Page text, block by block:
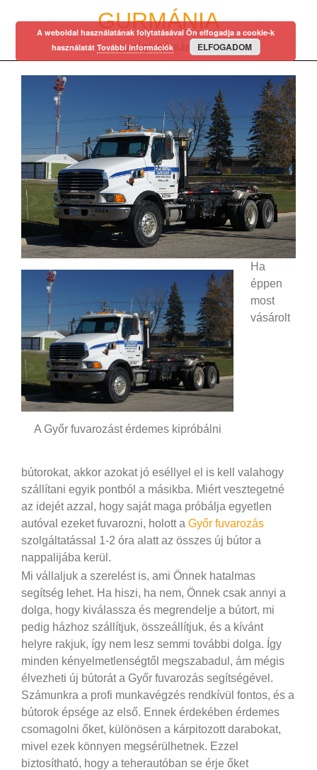
GURMÁNIA
egy régi mániám…
A Győr fuvarozást érdemes kipróbálni
Ha
éppen
most
vásárolt
bútorokat, akkor azokat jó eséllyel el is kell valahogy
szállítani egyik pontból a másikba. Miért vesztegetné
az idejét azzal, hogy saját maga próbálja egyetlen
autóval ezeket fuvarozni, holott a Győr fuvarozás
szolgáltatással 1-2 óra alatt az összes új bútor a
nappalijába kerül.
Mi vállaljuk a szerelést is, ami Önnek hatalmas
segítség lehet. Ha hiszi, ha nem, Önnek csak annyi a
dolga, hogy kiválassza és megrendelje a bútort, mi
pedig házhoz szállítjuk, összeállítjuk, és a kívánt
helyre rakjuk, így nem lesz semmi további dolga. Így
minden kényelmetlenségtől megszabadul, ám mégis
élvezheti új bútorát a Győr fuvarozás segítségével.
Számunkra a profi munkavégzés rendkívül fontos, és a
bútorok épsége az első. Ennek érdekében érdemes
csomagolni őket, különösen a kárpitozott darabokat,
mivel ezek könnyen megsérülhetnek. Ezzel
biztosítható, hogy a teherautóban se érje őket
A weboldal használatának folytatásával Ön elfogadja a cookie-k
használatát További információk ELFOGADOM